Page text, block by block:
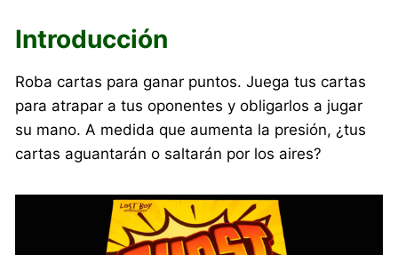
Introducción
Roba cartas para ganar puntos. Juega tus cartas
para atrapar a tus oponentes y obligarlos a jugar
su mano. A medida que aumenta la presión, ¿tus
cartas aguantarán o saltarán por los aires?